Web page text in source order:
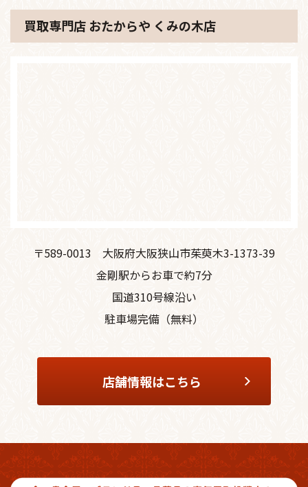
買取専門店 おたからや くみの木店
〒589-0013 大阪府大阪狭山市茱萸木3-1373-39
金剛駅からお車で約7分
国道310号線沿い
駐車場完備（無料）
店舗情報はこちら